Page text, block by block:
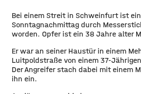
Bei einem Streit in Schweinfurt ist
Sonntagnachmittag durch
worden. Opfer ist ein 38 Jahre alter
Er war an seiner Haustür in einem
Luitpoldstraße von einem 37-
Der Angreifer stach dabei mit einem
ihn ein.